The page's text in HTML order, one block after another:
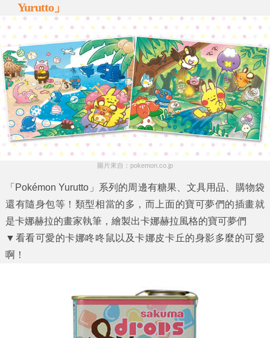
Yurutto」
圖片來自：pokemon.co.jp
「Pokémon Yurutto」系列的周邊有糖果、文具用品、購物袋
還有隨身包等！類型相當的多，而上面的寶可夢們的插畫就
是卡娜赫拉的畫家執筆，繪製出卡娜赫拉風格的寶可夢們
▼看看可愛的卡娜咚咚鼠以及卡娜皮卡丘的身影多麼的可愛
啊！